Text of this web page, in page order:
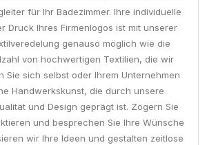
für Ihr Badezimmer. Ihre individuelle
Druck Ihres Firmenlogos ist mit unserer
genauso möglich wie die
von hochwertigen Textilien, die wir
Sie sich selbst oder Ihrem Unternehmen
Handwerkskunst, die durch unsere
und Design geprägt ist. Zögern Sie
und besprechen Sie Ihre Wünsche
wir Ihre Ideen und gestalten zeitlose